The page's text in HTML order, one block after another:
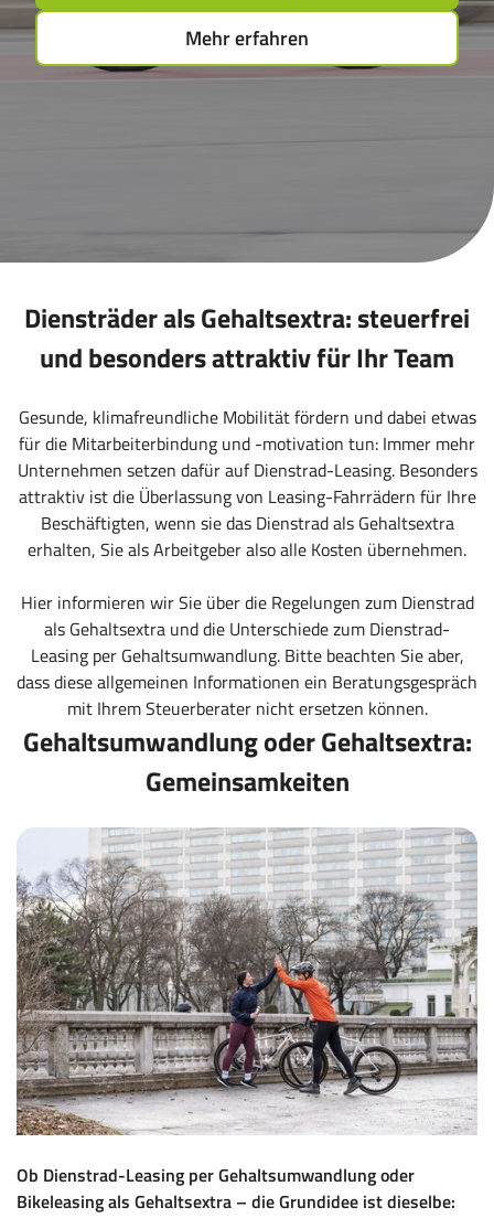
von
E-
Bikes,
Mehr erfahren
Diensträder als Gehaltsextra: steuerfrei
und besonders attraktiv für Ihr Team
Gesunde, klimafreundliche Mobilität fördern und dabei etwas
für die Mitarbeiterbindung und -motivation tun: Immer mehr
Unternehmen setzen dafür auf Dienstrad-Leasing. Besonders
attraktiv ist die Überlassung von Leasing-Fahrrädern für Ihre
Beschäftigten, wenn sie das Dienstrad als Gehaltsextra
erhalten, Sie als Arbeitgeber also alle Kosten übernehmen.
Hier informieren wir Sie über die Regelungen zum Dienstrad
als Gehaltsextra und die Unterschiede zum Dienstrad-
Leasing per Gehaltsumwandlung. Bitte beachten Sie aber,
dass diese allgemeinen Informationen ein Beratungsgespräch
mit Ihrem Steuerberater nicht ersetzen können.
Gehaltsumwandlung oder Gehaltsextra:
Gemeinsamkeiten
Ob Dienstrad-Leasing per Gehaltsumwandlung oder
Bikeleasing als Gehaltsextra – die Grundidee ist dieselbe: